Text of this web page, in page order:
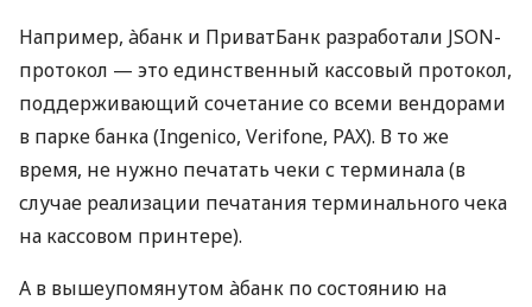
Например, àбанк и ПриватБанк разработали JSON-
протокол — это единственный кассовый протокол,
поддерживающий сочетание со всеми вендорами
в парке банка (Ingenico, Verifone, PAX). В то же
время, не нужно печатать чеки с терминала (в
случае реализации печатания терминального чека
на кассовом принтере).
А в вышеупомянутом àбанк по состоянию на